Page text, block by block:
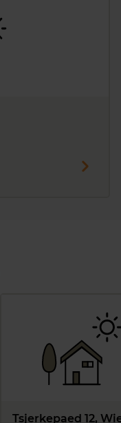
Tsjerkepaed 12,